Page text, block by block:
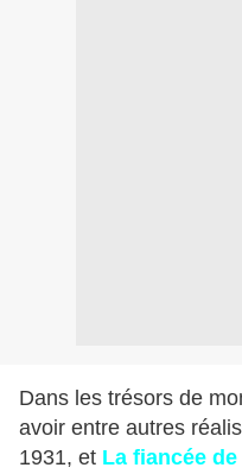
Dans les trésors de
avoir entre autres
1931, et La fiancée